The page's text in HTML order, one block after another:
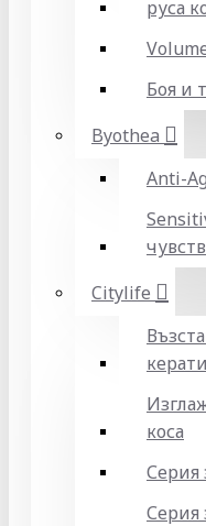
руса
Боя и
Byothea
Anti-
Citylife
коса
Серия
Серия